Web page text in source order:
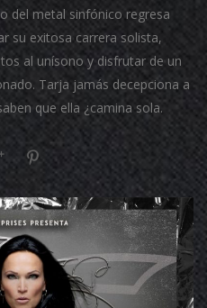
del metal sinfónico regresa
su exitosa carrera solista,
al unísono y disfrutar de un
Tarja jamás decepciona a
que ella ¿camina sola.